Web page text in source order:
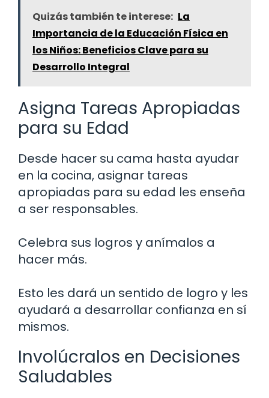
Quizás también te interese: La
Importancia de la Educación Física en
los Niños: Beneficios Clave para su
Desarrollo Integral
Asigna Tareas Apropiadas
para su Edad
Desde hacer su cama hasta ayudar
en la cocina, asignar tareas
apropiadas para su edad les enseña
a ser responsables.
Celebra sus logros y anímalos a
hacer más.
Esto les dará un sentido de logro y les
ayudará a desarrollar confianza en sí
mismos.
Involúcralos en Decisiones
Saludables